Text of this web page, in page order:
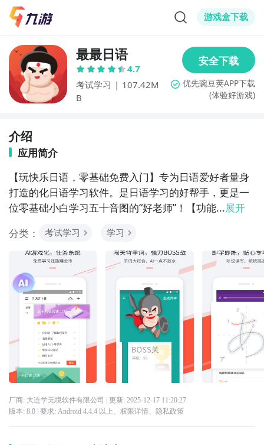
游戏盒下载
最最日语
4.7
考试学习 | 107.42M
B
(体验好游戏)
介绍
应用简介
【玩快乐日语，零基础免费入门】专为日语爱好者量身
打造的化日语学习软件。是日语学习的好帮手，更是一
位零基础小白学习五十音图的“好老师”！【功能...展开
分类：
考试学习 学习
厂商: 大连学无境软件有限公司 | 更新: 2025-12-17 11:20:27
版本: 8.8| 要求: Android 4.4.4 以上、 权限详情、 隐私政策